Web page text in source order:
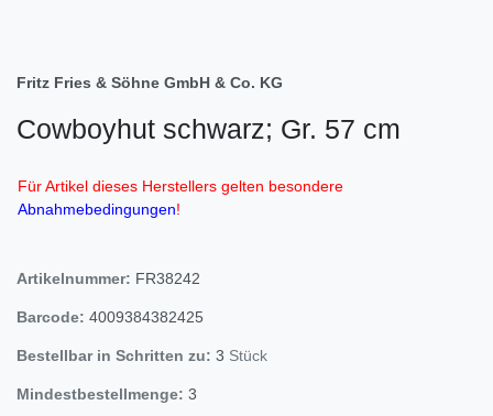
Fritz Fries & Söhne GmbH & Co. KG
Cowboyhut schwarz; Gr. 57 cm
Für Artikel dieses Herstellers gelten besondere
Abnahmebedingungen!
Artikelnummer: FR38242
Barcode: 4009384382425
Bestellbar in Schritten zu: 3 Stück
Mindestbestellmenge: 3